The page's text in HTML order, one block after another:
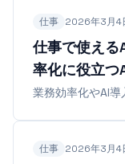
仕事 2026年3月4
仕事で使える
率化に役立つ
業務効率化やAI導
仕事 2026年3月4